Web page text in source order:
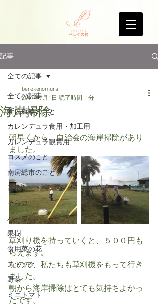
記事
全ての記事
新規就農のこと
カレンデュラ食用・加工用
カレンデュラ観賞用
コスメのこと
南房総市のこと
音楽
そら豆
ハーブ
果樹
食用菜の花
ストック
野菜
ミニトマト
全ての記事
海岸掃除
berekenomura
2017年7月1日 読了時間: 1分
朝早くから、自治会の海岸掃除があり
ました。
草刈り機を持っていくと、５００円も
らえます。
なので、私たちも草刈機をもって行き
ました。
朝から海岸掃除はとても気持ちよかっ
たです。